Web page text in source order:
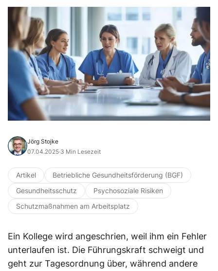
Jörg Stojke
07.04.2025·3 Min Lesezeit
Artikel
Betriebliche Gesundheitsförderung (BGF)
Gesundheitsschutz
Psychosoziale Risiken
Schutzmaßnahmen am Arbeitsplatz
Ein Kollege wird angeschrien, weil ihm ein Fehler
unterlaufen ist. Die Führungskraft schweigt und
geht zur Tagesordnung über, während andere